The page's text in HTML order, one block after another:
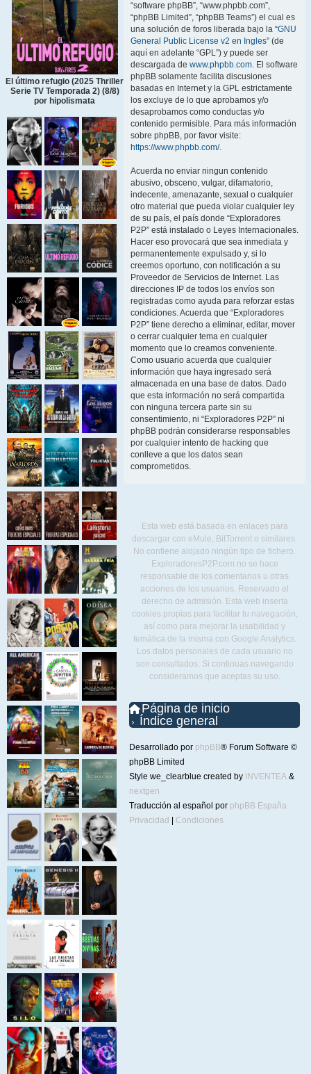
El último refugio (2025 Thriller
Serie TV Temporada 2) (8/8)
por hipolismata
“software phpBB”, “www.phpbb.com”,
“phpBB Limited”, “phpBB Teams”) el cual es
una solución de foros liberada bajo la “GNU
General Public License v2 en Ingles” (de
aquí en adelante “GPL”) y puede ser
descargada de www.phpbb.com. El software
phpBB solamente facilita discusiones
basadas en Internet y la GPL estrictamente
los excluye de lo que aprobamos y/o
desaprobamos como conductas y/o
contenido permisible. Para más información
sobre phpBB, por favor visite:
https://www.phpbb.com/.
Acuerda no enviar ningun contenido
abusivo, obsceno, vulgar, difamatorio,
indecente, amenazante, sexual o cualquier
otro material que pueda violar cualquier ley
de su país, el país donde “Exploradores
P2P” está instalado o Leyes Internacionales.
Hacer eso provocará que sea inmediata y
permanentemente expulsado y, si lo
creemos oportuno, con notificación a su
Proveedor de Servicios de Internet. Las
direcciones IP de todos los envíos son
registradas como ayuda para reforzar estas
condiciones. Acuerda que “Exploradores
P2P” tiene derecho a eliminar, editar, mover
o cerrar cualquier tema en cualquier
momento que lo creamos conveniente.
Como usuario acuerda que cualquier
información que haya ingresado será
almacenada en una base de datos. Dado
que esta información no será compartida
con ninguna tercera parte sin su
consentimiento, ni “Exploradores P2P” ni
phpBB podrán considerarse responsables
por cualquier intento de hacking que
conlleve a que los datos sean
comprometidos.
Esta web está basada en enlaces para
descargar con eMule, BitTorrent o similares.
No contiene alojado ningún tipo de fichero.
ExploradoresP2P.com no se hace
responsable de los comentarios u otras
acciones de los usuarios. Reservado el
derecho de admisión. Esta web inserta
cookies propias para facilitar tu navegación,
así como para mejorar la usabilidad y
temática de la misma con Google Analytics.
Los datos personales de cada usuario no
son consultados. Si continuas navegando
consideramos que aceptas su uso.
Página de inicio
Índice general
Desarrollado por phpBB® Forum Software ©
phpBB Limited
Style we_clearblue created by INVENTEA &
nextgen
Traducción al español por phpBB España
Privacidad
Condiciones